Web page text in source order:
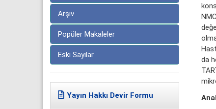
Arşiv
Popüler Makaleler
Eski Sayılar
Yayın Hakkı Devir Formu
da